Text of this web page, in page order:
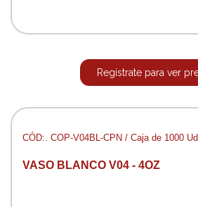
Regístrate para ver
CÓD:. COP-V04BL-CPN / Caja de 1000
VASO BLANCO V04 - 4OZ